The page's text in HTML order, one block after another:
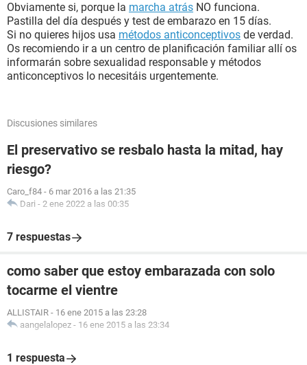
Obviamente si, porque la marcha atrás NO funciona.
Pastilla del día después y test de embarazo en 15 días.
Si no quieres hijos usa métodos anticonceptivos de verdad.
Os recomiendo ir a un centro de planificación familiar allí os
informarán sobre sexualidad responsable y métodos
anticonceptivos lo necesitáis urgentemente.
Discusiones similares
El preservativo se resbalo hasta la mitad, hay
riesgo?
Caro_f84 - 6 mar 2016 a las 21:35
Dari - 2 ene 2022 a las 00:35
7 respuestas
como saber que estoy embarazada con solo
tocarme el vientre
ALLISTAIR - 16 ene 2015 a las 23:28
aangelalopez - 16 ene 2015 a las 23:34
1 respuesta